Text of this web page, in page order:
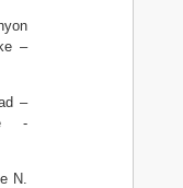
–
–
-
N.